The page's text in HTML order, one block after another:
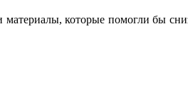
которые помогли бы